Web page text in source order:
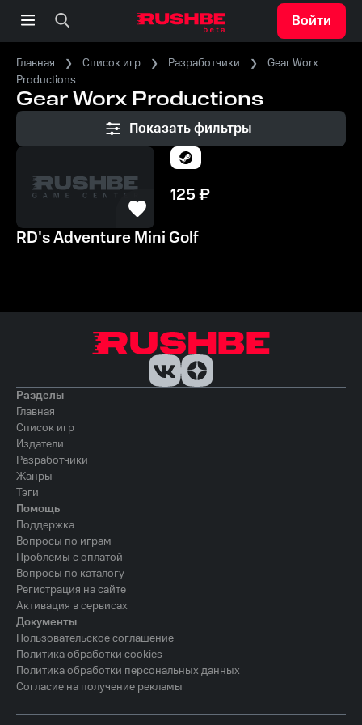
Войти
Главная Список игр Разработчики
Gear Worx
Productions
Gear Worx Productions
Показать фильтры
125₽
RD's Adventure Mini Golf
Разделы
Главная
Список игр
Издатели
Разработчики
Жанры
Тэги
Помощь
Поддержка
Вопросы по играм
Проблемы с оплатой
Вопросы по каталогу
Регистрация на сайте
Активация в сервисах
Документы
Пользовательское соглашение
Политика обработки cookies
Политика обработки персональных данных
Согласие на получение рекламы